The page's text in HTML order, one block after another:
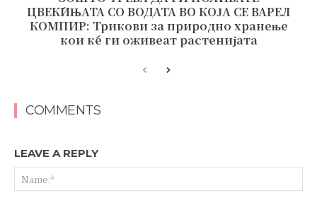
ЦВЕЌИЊАТА СО ВОДАТА ВО КОЈА СЕ ВАРЕЛ
КОМПИР: Трикови за природно хранење
кои ќе ги оживеат растенијата
COMMENTS
LEAVE A REPLY